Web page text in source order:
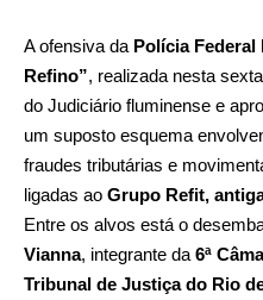
A ofensiva da Polícia Federal
Refino”, realizada nesta
do Judiciário fluminense e
um suposto esquema
fraudes tributárias e
ligadas ao Grupo Refit,
Entre os alvos está o
Vianna, integrante da 6ª
Tribunal de Justiça do Rio